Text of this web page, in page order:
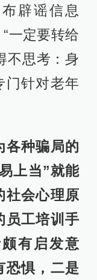
辟谣信息
一定要转给
不思考：身
门针对老年
各种骗局的
上当”就能
社会心理原
员工培训手
有启发意
恐惧，二是